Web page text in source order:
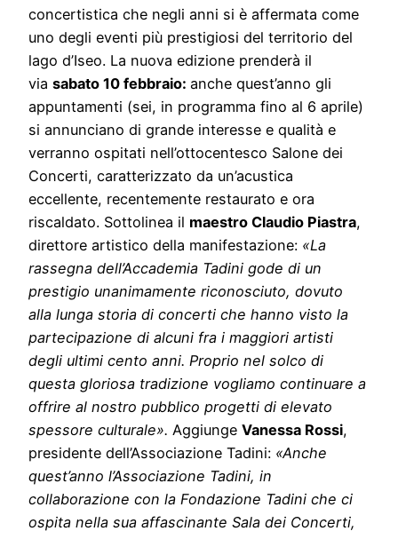
concertistica che negli anni si è affermata come
uno degli eventi più prestigiosi del territorio del
lago d’Iseo. La nuova edizione prenderà il
via sabato 10 febbraio: anche quest’anno gli
appuntamenti (sei, in programma fino al 6 aprile)
si annunciano di grande interesse e qualità e
verranno ospitati nell’ottocentesco Salone dei
Concerti, caratterizzato da un’acustica
eccellente, recentemente restaurato e ora
riscaldato. Sottolinea il maestro Claudio Piastra,
direttore artistico della manifestazione: «La
rassegna dell’Accademia Tadini gode di un
prestigio unanimamente riconosciuto, dovuto
alla lunga storia di concerti che hanno visto la
partecipazione di alcuni fra i maggiori artisti
degli ultimi cento anni. Proprio nel solco di
questa gloriosa tradizione vogliamo continuare a
offrire al nostro pubblico progetti di elevato
spessore culturale». Aggiunge Vanessa Rossi,
presidente dell’Associazione Tadini: «Anche
quest’anno l’Associazione Tadini, in
collaborazione con la Fondazione Tadini che ci
ospita nella sua affascinante Sala dei Concerti,